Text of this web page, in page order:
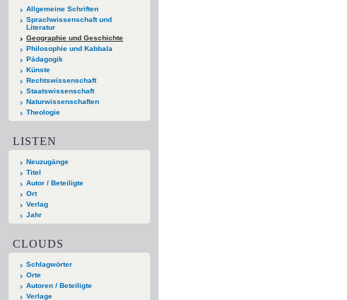
Allgemeine Schriften
Sprachwissenschaft und
Literatur
Geographie und Geschichte
Philosophie und Kabbala
Pädagogik
Künste
Rechtswissenschaft
Staatswissenschaft
Naturwissenschaften
Theologie
LISTEN
Neuzugänge
Titel
Autor / Beteiligte
Ort
Verlag
Jahr
CLOUDS
Schlagwörter
Orte
Autoren / Beteiligte
Verlage